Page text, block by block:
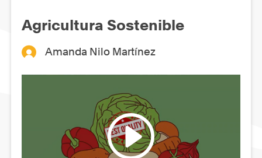
Agricultura Sostenible
Amanda Nilo Martínez